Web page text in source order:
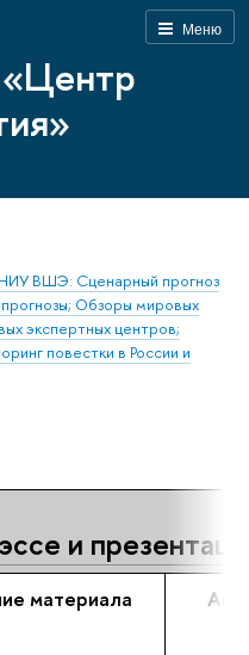
Меню
ВШЭ: Сценарный прогноз
Обзоры мировых
экспертных центров;
повестки в России и
и
материала